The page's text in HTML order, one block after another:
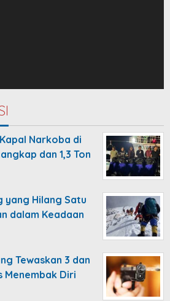
Narkoba di
dan 1,3 Ton
yang Hilang Satu
dalam Keadaan
Tewaskan 3 dan
Menembak Diri